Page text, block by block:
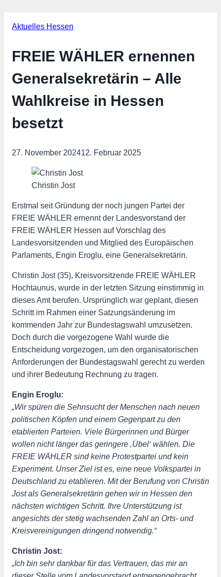
Aktuelles Hessen
FREIE WÄHLER ernennen
Generalsekretärin – Alle
Wahlkreise in Hessen
besetzt
27. November 202412. Februar 2025
Christin Jost
Erstmal seit Gründung der noch jungen Partei der
FREIE WÄHLER ernennt der Landesvorstand der
FREIE WÄHLER Hessen auf Vorschlag des
Landesvorsitzenden und Mitglied des Europäischen
Parlaments, Engin Eroglu, eine Generalsekretärin.
Christin Jost (35), Kreisvorsitzende FREIE WÄHLER
Hochtaunus, wurde in der letzten Sitzung einstimmig in
dieses Amt berufen. Ursprünglich war geplant, diesen
Schritt im Rahmen einer Satzungsänderung im
kommenden Jahr zur Bundestagswahl umzusetzen.
Doch durch die vorgezogene Wahl wurde die
Entscheidung vorgezogen, um den organisatorischen
Anforderungen der Bundestagswahl gerecht zu werden
und ihrer Bedeutung Rechnung zu tragen.
Engin Eroglu:
„Wir spüren die Sehnsucht der Menschen nach neuen
politischen Köpfen und einem Gegenpart zu den
etablierten Parteien. Viele Bürgerinnen und Bürger
wollen nicht länger das geringere ‚Übel‘ wählen. Die
FREIE WÄHLER sind keine Protestpartei und kein
Experiment. Unser Ziel ist es, eine neue Volkspartei in
Deutschland zu etablieren. Mit der Berufung von Christin
Jost als Generalsekretärin gehen wir in Hessen den
nächsten wichtigen Schritt. Ihre Unterstützung ist
angesichts der stetig wachsenden Zahl an Orts- und
Kreisvereinigungen dringend notwendig.“
Christin Jost:
„Ich bin sehr dankbar für das Vertrauen, das mir an